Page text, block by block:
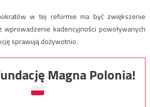
w tej reformie ma być zwiększenie
wprowadzenie kadencyjności powoływanych
sprawują dożywotnio.
Magna Polonia!